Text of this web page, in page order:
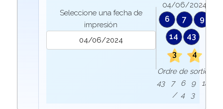
Seleccione una fecha de
impresión
04/06/2024
6 7
9
14
43
3
4
Ordre de sortie :
43 7 6 9 14
/ 4 3